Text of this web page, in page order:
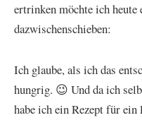
ertrinken möchte ich heute
dazwischenschieben:
Ich glaube, als ich das
hungrig. 😉 Und da ich
habe ich ein Rezept für